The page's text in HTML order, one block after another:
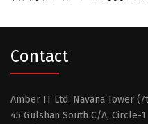
Contact
Amber IT Ltd. Navana Tower
45 Gulshan South C/A, Circle-1